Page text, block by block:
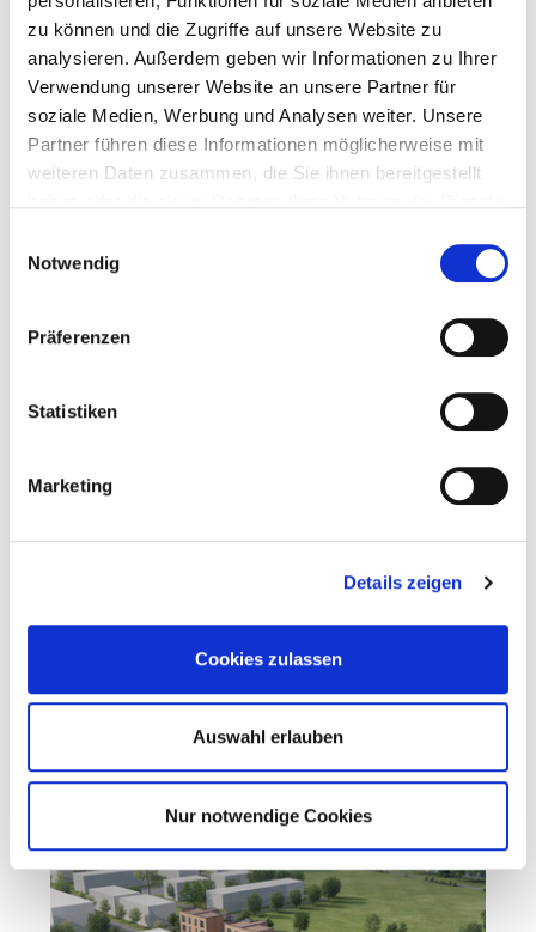
zu können und die Zugriffe auf unsere Website zu
analysieren. Außerdem geben wir Informationen zu Ihrer
Verwendung unserer Website an unsere Partner für
soziale Medien, Werbung und Analysen weiter. Unsere
Partner führen diese Informationen möglicherweise mit
weiteren Daten zusammen, die Sie ihnen bereitgestellt
Notwendig
Präferenzen
Statistiken
Marketing
Details zeigen
Cookies zulassen
Auswahl erlauben
Nur notwendige Cookies
Rosalind-Franklin-Quartier